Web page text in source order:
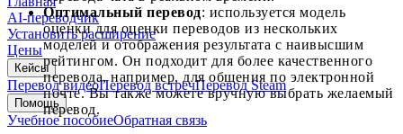
AI-переводчик
Установить расширение
Цены
Кейсы
Перевод видеоПеревод встречПеревод Steam
Помощь
Учебное пособиеОбратная связь
Оптимальный перевод: используется модель
оценки для оценки переводов из нескольких
моделей и отображения результата с наивысшим
рейтингом. Он подходит для более качественного
перевода, например, для общения по электронной
почте. Вы также можете вручную выбрать желаемый
перевод.